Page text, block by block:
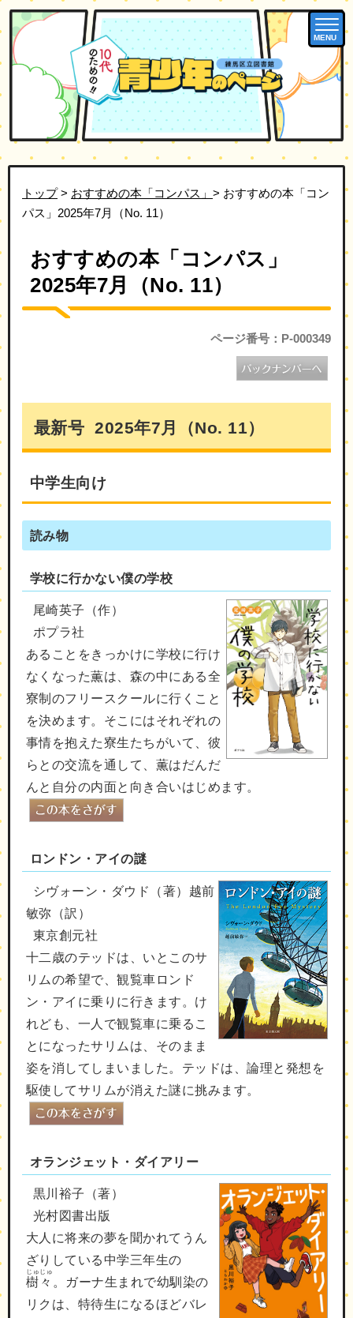
MENU
トップ > おすすめの本「コンパス」 > おすすめの本「コン
パス」2025年7月（No. 11）
おすすめの本「コンパス」
2025年7月（No. 11）
ページ番号：P-000349
最新号 2025年7月（No. 11）
中学生向け
読み物
学校に行かない僕の学校
尾崎英子（作）
ポプラ社
あることをきっかけに学校に行け
なくなった薫は、森の中にある全
寮制のフリースクールに行くこと
を決めます。そこにはそれぞれの
事情を抱えた寮生たちがいて、彼
らとの交流を通して、薫はだんだ
んと自分の内面と向き合いはじめます。
ロンドン・アイの謎
シヴォーン・ダウド（著）越前
敏弥（訳）
東京創元社
十二歳のテッドは、いとこのサ
リムの希望で、観覧車ロンド
ン・アイに乗りに行きます。け
れども、一人で観覧車に乗るこ
とになったサリムは、そのまま
姿を消してしまいました。テッドは、論理と発想を
駆使してサリムが消えた謎に挑みます。
オランジェット・ダイアリー
黒川裕子（著）
光村図書出版
大人に将来の夢を聞かれてうん
ざりしている中学三年生の
樹々
じゅじゅ
。ガーナ生まれで幼馴染の
リクは、特待生になるほどバレ